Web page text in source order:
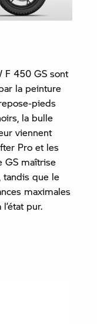
F 450 GS sont
la peinture
pieds
la bulle
viennent
Pro et les
GS maîtrise
tandis que le
maximales
pur.